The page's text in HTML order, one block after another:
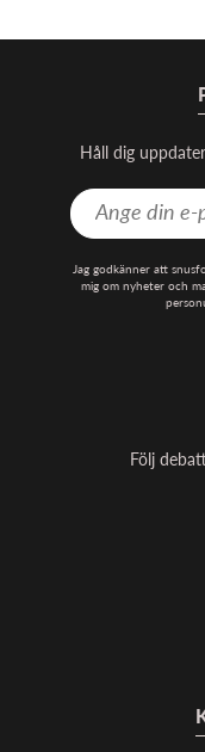
Håll dig
Jag godkänner att
mig om nyheter och
Följ